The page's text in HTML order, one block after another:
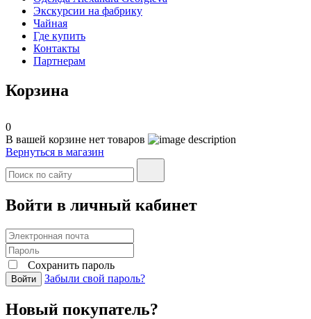
Экскурсии на фабрику
Чайная
Где купить
Контакты
Партнерам
Корзина
0
В вашей корзине нет товаров
Вернуться в магазин
Войти в личный кабинет
Сохранить пароль
Войти Забыли свой пароль?
Новый покупатель?